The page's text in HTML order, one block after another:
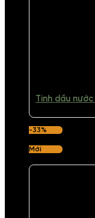
Tinh dầu
-33%
Mới